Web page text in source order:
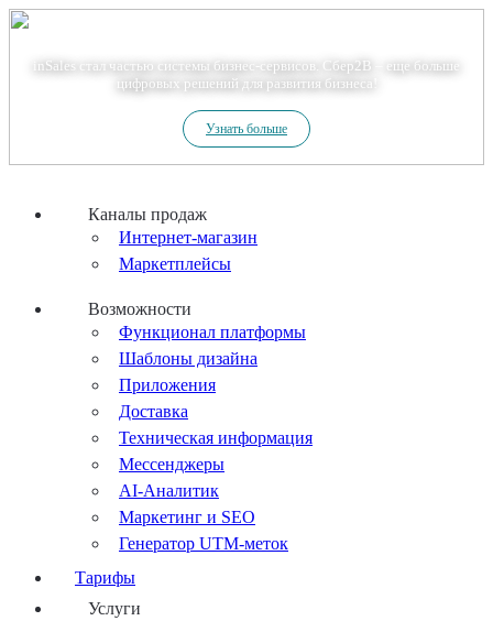
inSales стал частью системы бизнес-сервисов. Сбер2В – еще больше
цифровых решений для развития бизнеса!
Узнать больше
Каналы продаж
Интернет-магазин
Маркетплейсы
Возможности
Функционал платформы
Шаблоны дизайна
Приложения
Доставка
Техническая информация
Мессенджеры
AI-Аналитик
Маркетинг и SEO
Генератор UTM-меток
Тарифы
Услуги